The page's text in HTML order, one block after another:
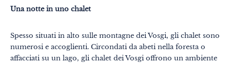
Una notte in uno chalet
Spesso situati in alto sulle montagne dei Vosgi, gli chalet sono
numerosi e accoglienti. Circondati da abeti nella foresta o
affacciati su un lago, gli chalet dei Vosgi offrono un ambiente